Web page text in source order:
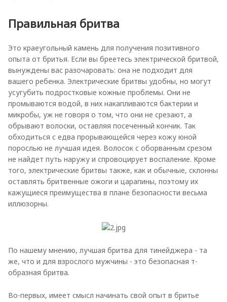
Правильная бритва
Это краеугольный камень для получения позитивного
опыта от бритья. Если вы бреетесь электрической бритвой,
вынуждены вас разочаровать: она не подходит для
вашего ребенка. Электрические бритвы удобны, но могут
усугубить подростковые кожные проблемы. Они не
промываются водой, в них накапливаются бактерии и
микробы, уж не говоря о том, что они не срезают, а
обрывают волоски, оставляя посеченный кончик. Так
обходиться с едва прорывающейся через кожу юной
порослью не лучшая идея. Волосок с оборванным срезом
не найдет путь наружу и спровоцирует воспаление. Кроме
того, электрические бритвы также, как и обычные, склонны
оставлять бритвенные ожоги и царапины, поэтому их
кажущиеся преимущества в плане безопасности весьма
иллюзорны.
По нашему мнению, лучшая бритва для тинейджера - та
же, что и для взрослого мужчины - это безопасная т-
образная бритва.
Во-первых, имеет смысл начинать свой опыт в бритье